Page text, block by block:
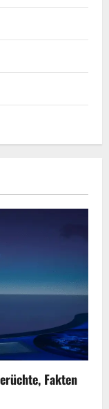
Fakten